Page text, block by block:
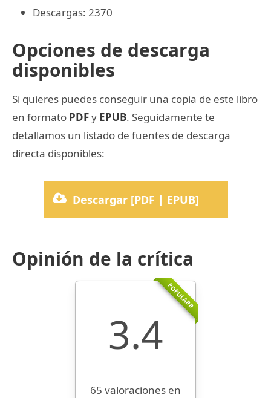
Descargas: 2370
Opciones de descarga
disponibles
Si quieres puedes conseguir una copia de este libro
en formato PDFy EPUB. Seguidamente te
detallamos un listado de fuentes de descarga
directa disponibles:
Descargar [PDF | EPUB]
Opinión de la crítica
POPULARR
3.4
65 valoraciones en